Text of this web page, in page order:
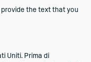
provide the text that you
Uniti. Prima di